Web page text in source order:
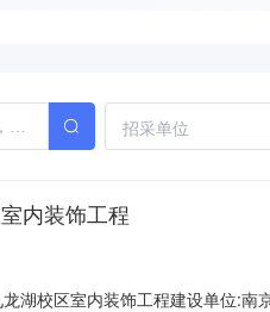
招采单位
内装饰工程
湖校区室内装饰工程建设单位: